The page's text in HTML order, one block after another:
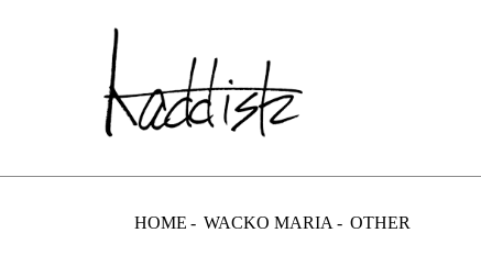
HOME WACKO MARIA OTHER